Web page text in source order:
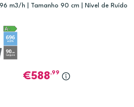
m3/h | Tamanho 90 cm | Nível de Ruído
588,99